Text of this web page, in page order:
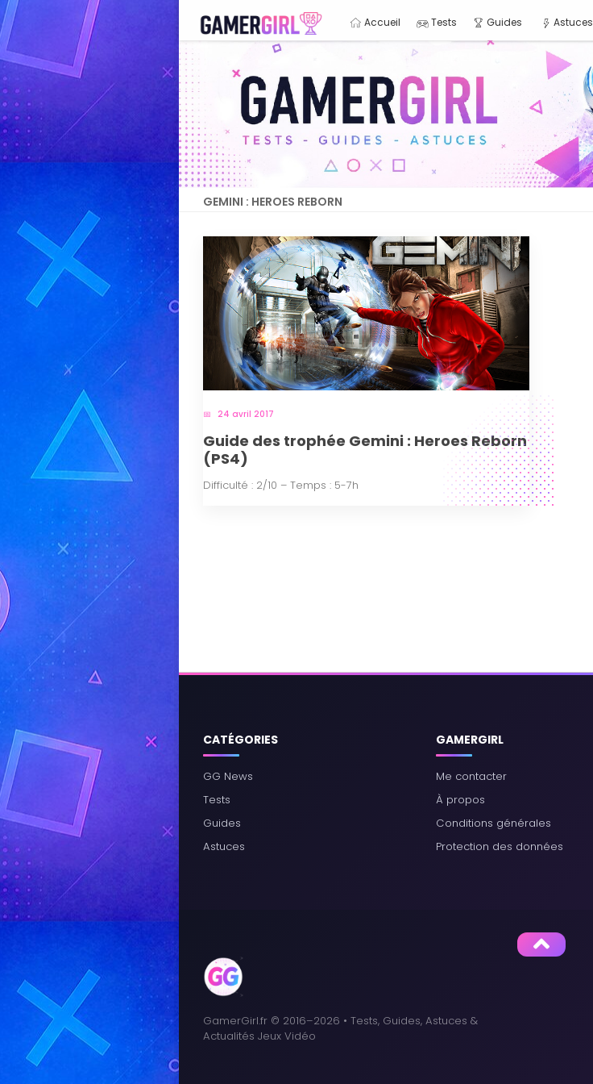
Accueil Tests Guides Astuces
GEMINI : HEROES REBORN
24 avril 2017
Guide des trophée Gemini : Heroes Reborn
(PS4)
Difficulté : 2/10 – Temps : 5-7h
CATÉGORIES
GG News
Tests
Guides
Astuces
GAMERGIRL
Me contacter
À propos
Conditions générales
Protection des données
GamerGirl.fr © 2016–2026 • Tests, Guides, Astuces &
Actualités Jeux Vidéo